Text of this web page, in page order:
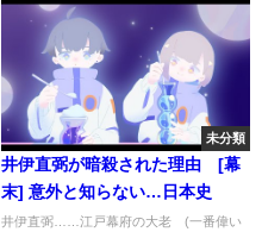
未分類
井伊直弼が暗殺された理由 [幕
末] 意外と知らない…日本史
井伊直弼……江戸幕府の大老 (一番偉い